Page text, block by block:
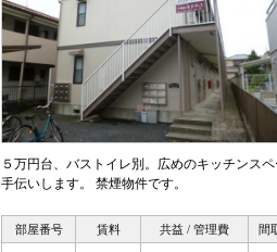
５万円台、バストイレ別。広めのキッチンス
手伝いします。 禁煙物件です。
部屋番号 賃料 共益 / 管理費 間